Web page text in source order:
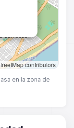
contributors
en la zona de